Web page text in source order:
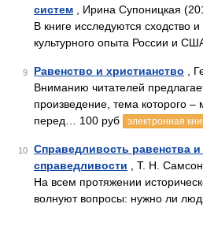
систем , Ирина Супоницкая
В книге исследуются сходство
культурного опыта России и
9 Равенство и христианство ,
Вниманию читателей
произведение, тема которого
перед… 100 руб
электронная
10
Справедливость равенства и
справедливости , Т. Н.
На всем протяжении
волнуют вопросы: нужно ли